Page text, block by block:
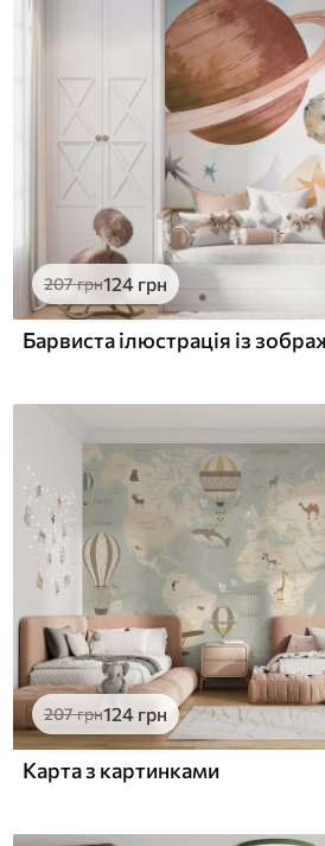
207грн124 грн
207грн124 грн
Карта з картинками